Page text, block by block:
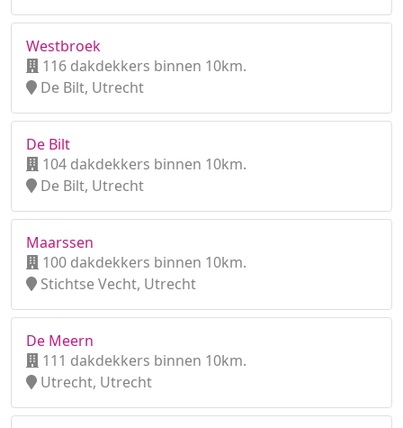
Westbroek
116 dakdekkers binnen 10km.
De Bilt, Utrecht
De Bilt
104 dakdekkers binnen 10km.
De Bilt, Utrecht
Maarssen
100 dakdekkers binnen 10km.
Stichtse Vecht, Utrecht
De Meern
111 dakdekkers binnen 10km.
Utrecht, Utrecht